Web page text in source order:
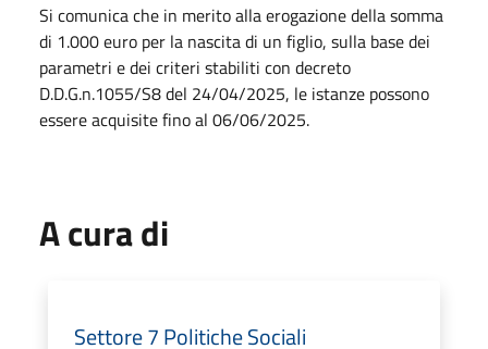
Si comunica che in merito alla erogazione della somma
di 1.000 euro per la nascita di un figlio, sulla base dei
parametri e dei criteri stabiliti con decreto
D.D.G.n.1055/S8 del 24/04/2025, le istanze possono
essere acquisite fino al 06/06/2025.
A cura di
Settore 7 Politiche Sociali